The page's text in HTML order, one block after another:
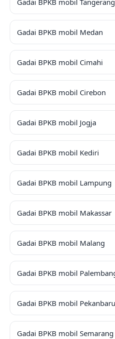
Gadai BPKB mobil
Gadai BPKB mobil Medan
Gadai BPKB mobil Cimahi
Gadai BPKB mobil Cirebon
Gadai BPKB mobil Jogja
Gadai BPKB mobil Kediri
Gadai BPKB mobil Lampung
Gadai BPKB mobil Makassar
Gadai BPKB mobil Malang
Gadai BPKB mobil
Gadai BPKB mobil Pekanbaru
Gadai BPKB mobil Semarang